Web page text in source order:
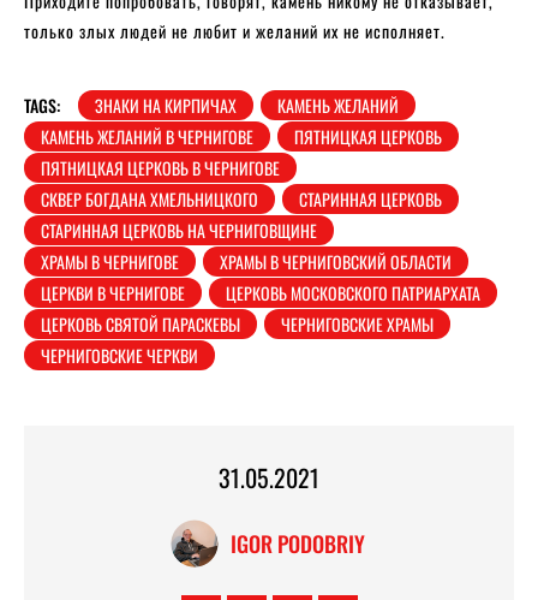
только злых людей не любит и желаний их не исполняет.
TAGS: ЗНАКИ НА КИРПИЧАХ
КАМЕНЬ ЖЕЛАНИЙ
КАМЕНЬ ЖЕЛАНИЙ В ЧЕРНИГОВЕ
ПЯТНИЦКАЯ ЦЕРКОВЬ
ПЯТНИЦКАЯ ЦЕРКОВЬ В ЧЕРНИГОВЕ
СКВЕР БОГДАНА ХМЕЛЬНИЦКОГО
СТАРИННАЯ ЦЕРКОВЬ
СТАРИННАЯ ЦЕРКОВЬ НА ЧЕРНИГОВЩИНЕ
ХРАМЫ В ЧЕРНИГОВЕ
ХРАМЫ В ЧЕРНИГОВСКИЙ ОБЛАСТИ
ЦЕРКВИ В ЧЕРНИГОВЕ
ЦЕРКОВЬ МОСКОВСКОГО ПАТРИАРХАТА
ЦЕРКОВЬ СВЯТОЙ ПАРАСКЕВЫ
ЧЕРНИГОВСКИЕ ХРАМЫ
ЧЕРНИГОВСКИЕ ЧЕРКВИ
31.05.2021
IGOR PODOBRIY